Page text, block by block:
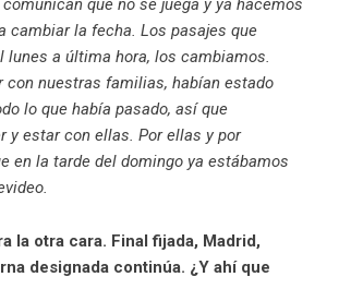
cambiar la fecha. Los pasajes que
lunes a última hora, los cambiamos.
con nuestras familias, habían estado
lo que había pasado, así que
y estar con ellas. Por ellas y por
en la tarde del domingo ya estábamos
la otra cara. Final fijada, Madrid,
designada continúa. ¿Y ahí que